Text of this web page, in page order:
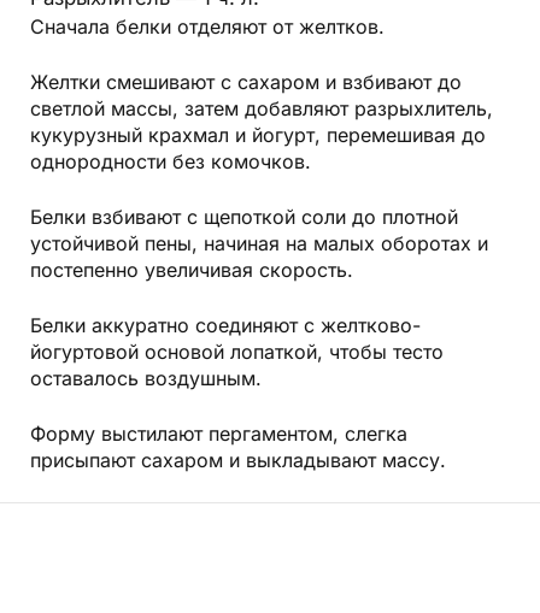
Сначала белки отделяют от желтков.
Желтки смешивают с сахаром и взбивают до
светлой массы, затем добавляют разрыхлитель,
кукурузный крахмал и йогурт, перемешивая до
однородности без комочков.
Белки взбивают с щепоткой соли до плотной
устойчивой пены, начиная на малых оборотах и
постепенно увеличивая скорость.
Белки аккуратно соединяют с желтково-
йогуртовой основой лопаткой, чтобы тесто
оставалось воздушным.
Форму выстилают пергаментом, слегка
присыпают сахаром и выкладывают массу.